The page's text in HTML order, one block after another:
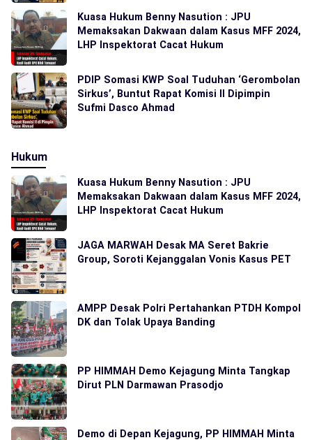
Kuasa Hukum Benny Nasution : JPU
Memaksakan Dakwaan dalam Kasus MFF 2024,
LHP Inspektorat Cacat Hukum
PDIP Somasi KWP Soal Tuduhan ‘Gerombolan
Sirkus’, Buntut Rapat Komisi II Dipimpin
Sufmi Dasco Ahmad
Hukum
Kuasa Hukum Benny Nasution : JPU
Memaksakan Dakwaan dalam Kasus MFF 2024,
LHP Inspektorat Cacat Hukum
JAGA MARWAH Desak MA Seret Bakrie
Group, Soroti Kejanggalan Vonis Kasus PET
AMPP Desak Polri Pertahankan PTDH Kompol
DK dan Tolak Upaya Banding
PP HIMMAH Demo Kejagung Minta Tangkap
Dirut PLN Darmawan Prasodjo
Demo di Depan Kejagung, PP HIMMAH Minta